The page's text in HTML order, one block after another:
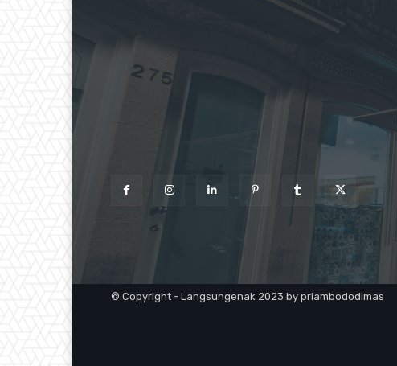
© Copyright - Langsungenak 2023 by priambododimas